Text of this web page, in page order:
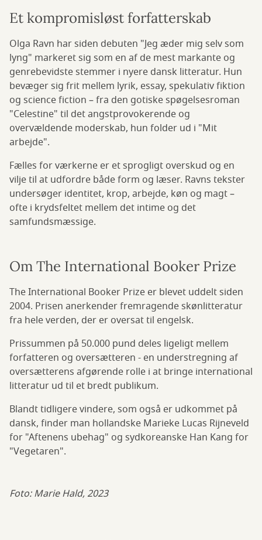
Et kompromisløst forfatterskab
Olga Ravn har siden debuten "Jeg æder mig selv som
lyng" markeret sig som en af de mest markante og
genrebevidste stemmer i nyere dansk litteratur. Hun
bevæger sig frit mellem lyrik, essay, spekulativ fiktion
og science fiction – fra den gotiske spøgelsesroman
"Celestine" til det angstprovokerende og
overvældende moderskab, hun folder ud i "Mit
arbejde".
Fælles for værkerne er et sprogligt overskud og en
vilje til at udfordre både form og læser. Ravns tekster
undersøger identitet, krop, arbejde, køn og magt –
ofte i krydsfeltet mellem det intime og det
samfundsmæssige.
Om The International Booker Prize
The International Booker Prize er blevet uddelt siden
2004. Prisen anerkender fremragende skønlitteratur
fra hele verden, der er oversat til engelsk.
Prissummen på 50.000 pund deles ligeligt mellem
forfatteren og oversætteren - en understregning af
oversætterens afgørende rolle i at bringe international
litteratur ud til et bredt publikum.
Blandt tidligere vindere, som også er udkommet på
dansk, finder man hollandske Marieke Lucas Rijneveld
for "Aftenens ubehag" og sydkoreanske Han Kang for
"Vegetaren".
Foto: Marie Hald, 2023